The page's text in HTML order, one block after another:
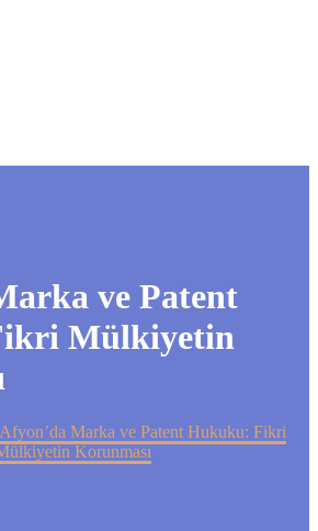
ve Patent
Mülkiyetin
Afyon’da Marka ve Patent Hukuku: Fikri
Korunması